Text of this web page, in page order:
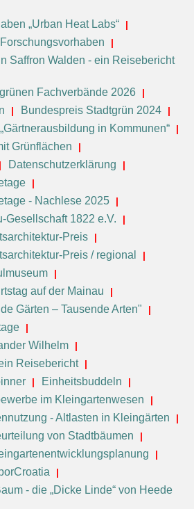
„Urban Heat Labs“
Saffron Walden - ein Reisebericht
Fachverbände 2026
Bundespreis Stadtgrün 2024
in Kommunen“
Grünflächen
Datenschutzerklärung
- Nachlese 2025
Gesellschaft 1822 e.V.
Preis
Preis / regional
auf der Mainau
Gärten – Tausende Arten"
Wilhelm
Reisebericht
Einheitsbuddeln
im Kleingartenwesen
- Altlasten in Kleingärten
von Stadtbäumen
- die „Dicke Linde“ von Heede